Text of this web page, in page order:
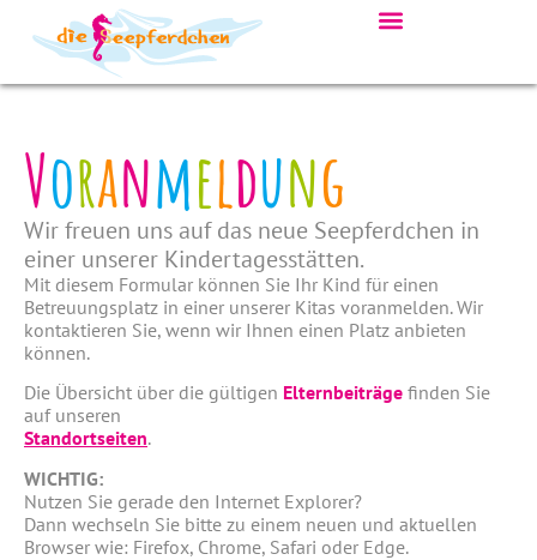
Voranmeldung
Wir freuen uns auf das neue Seepferdchen in
einer unserer Kindertagesstätten.
Mit diesem Formular können Sie Ihr Kind für einen
Betreuungsplatz in einer unserer Kitas voranmelden. Wir
kontaktieren Sie, wenn wir Ihnen einen Platz anbieten
können.
Die Übersicht über die gültigen Elternbeiträge finden Sie
auf unseren
Standortseiten.
WICHTIG:
Nutzen Sie gerade den Internet Explorer?
Dann wechseln Sie bitte zu einem neuen und aktuellen
Browser wie: Firefox, Chrome, Safari oder Edge.